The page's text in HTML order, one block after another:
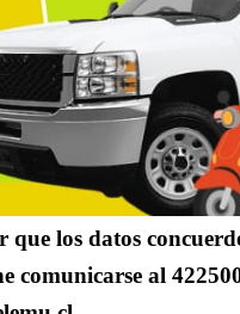
DE CUECA DEL
representando a la
realizado durante la
los datos
comunicarse al